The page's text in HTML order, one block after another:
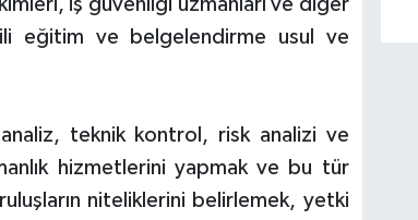
eğitim ve belgelendirme usul ve
analiz, teknik kontrol, risk analizi ve
hizmetlerini yapmak ve bu tür
niteliklerini belirlemek, yetki